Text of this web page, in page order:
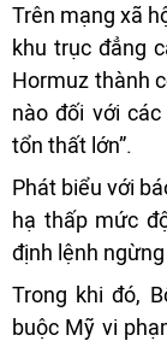
Trên mạng xã
khu trục đẳng
Hormuz thành
nào đối với
tổn thất lớn”.
Phát biểu với
hạ thấp mức
định lệnh
Trong khi đó,
buộc Mỹ vi